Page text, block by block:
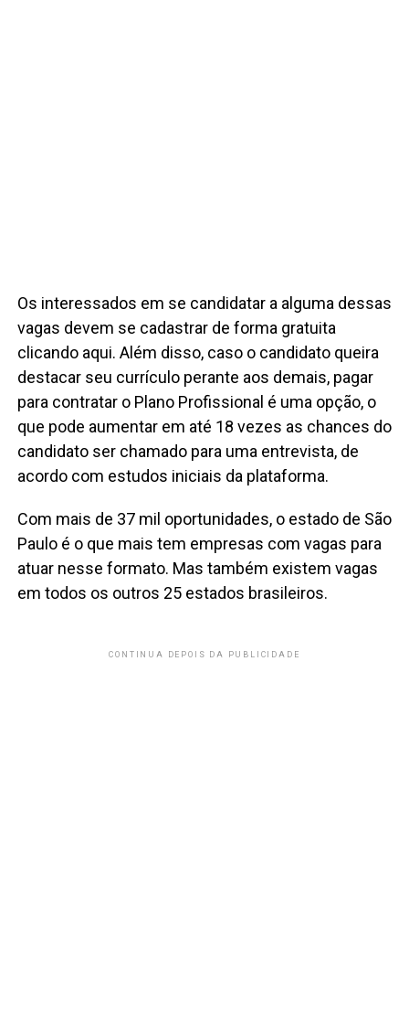
Os interessados em se candidatar a alguma dessas
vagas devem se cadastrar de forma gratuita
clicando aqui. Além disso, caso o candidato queira
destacar seu currículo perante aos demais, pagar
para contratar o Plano Profissional é uma opção, o
que pode aumentar em até 18 vezes as chances do
candidato ser chamado para uma entrevista, de
acordo com estudos iniciais da plataforma.
Com mais de 37 mil oportunidades, o estado de São
Paulo é o que mais tem empresas com vagas para
atuar nesse formato. Mas também existem vagas
em todos os outros 25 estados brasileiros.
CONTINUA DEPOIS DA PUBLICIDADE